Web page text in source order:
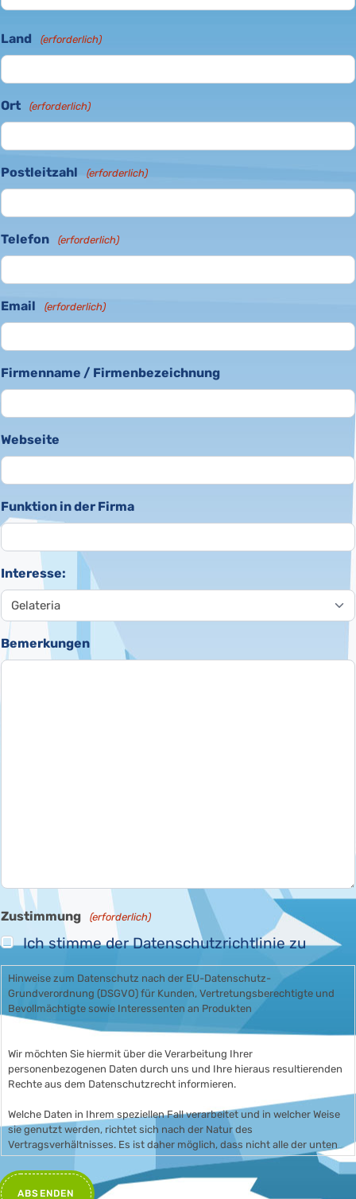
Land (erforderlich)
Ort (erforderlich)
Postleitzahl (erforderlich)
Telefon (erforderlich)
Email (erforderlich)
Firmenname / Firmenbezeichnung
Webseite
Funktion in der Firma
Interesse:
Bemerkungen
Zustimmung (erforderlich)
Ich stimme der Datenschutzrichtlinie zu
Hinweise zum Datenschutz nach der EU-Datenschutz-
Grundverordnung (DSGVO) für Kunden, Vertretungsberechtigte und
Bevollmächtigte sowie Interessenten an Produkten
Wir möchten Sie hiermit über die Verarbeitung Ihrer
personenbezogenen Daten durch uns und Ihre hieraus resultierenden
Rechte aus dem Datenschutzrecht informieren.
Welche Daten in Ihrem speziellen Fall verarbeitet und in welcher Weise
sie genutzt werden, richtet sich nach der Natur des
Vertragsverhältnisses. Es ist daher möglich, dass nicht alle der unten
genannten Hinweise auf Ihren Fall zutreffen.
1. Wer ist für die Datenverarbeitung verantwortlich und an wen kann